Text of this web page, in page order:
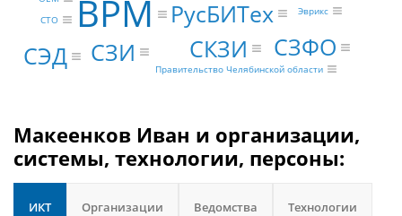
BPM РусБИТех
СЭД СКЗИ
СЗИ СЗФО
Правительство Челябинской области
Эврикс
CTO
Макеенков Иван и организации,
системы, технологии, персоны:
ИКТ Организации Ведомства Технологии